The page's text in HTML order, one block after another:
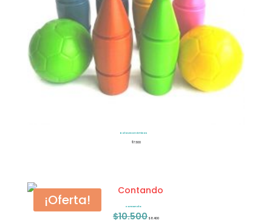
Bolos Económicos
$7.500
¡Oferta! Contando
$10.500 $8.400